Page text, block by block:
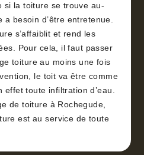
si la toiture se trouve au-
besoin d’être entretenue.
s’affaiblit et rend les
Pour cela, il faut passer
toiture au moins une fois
le toit va être comme
effet toute infiltration d’eau.
de toiture à Rochegude,
est au service de toute